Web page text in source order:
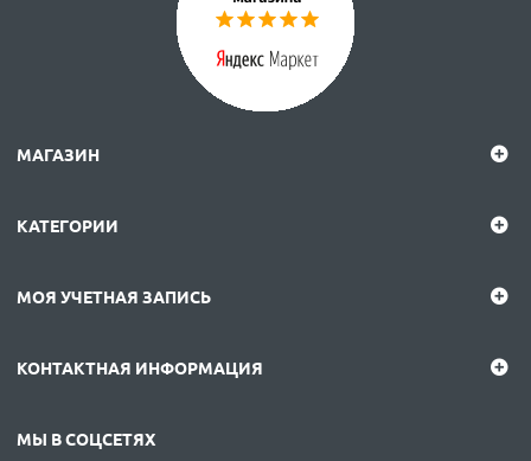
МАГАЗИН
КАТЕГОРИИ
МОЯ УЧЕТНАЯ ЗАПИСЬ
КОНТАКТНАЯ ИНФОРМАЦИЯ
МЫ В СОЦСЕТЯХ